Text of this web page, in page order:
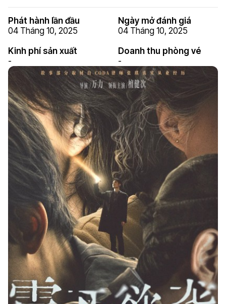
Phát hành lần đầu
04 Tháng 10, 2025
Ngày mở đánh giá
04 Tháng 10, 2025
Kinh phí sản xuất
-
Doanh thu phòng vé
-